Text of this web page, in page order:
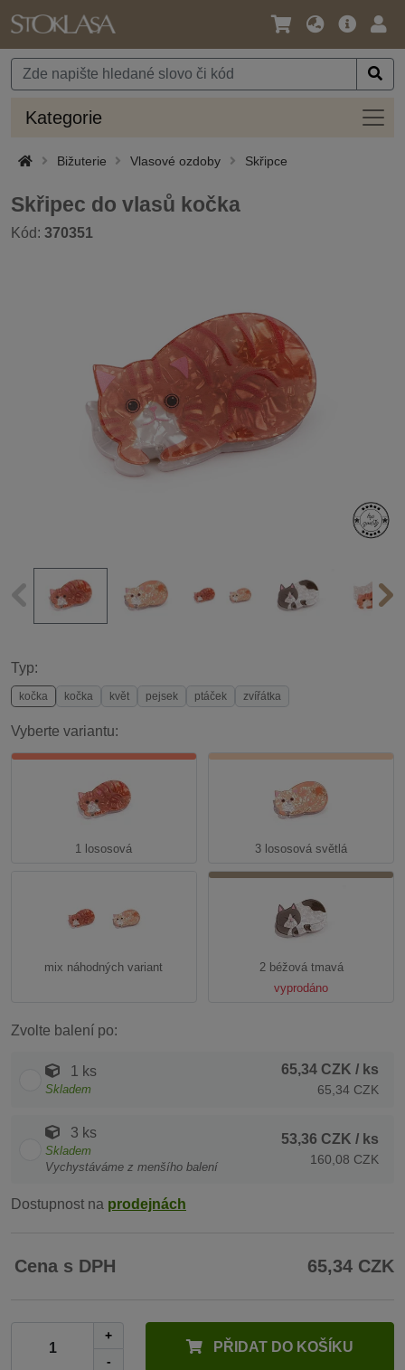
Jazyk
Měna
Hlavní
Kategorie
Bižuterie Vlasové ozdoby Skřipce
Skřipec do vlasů kočka
Kód: 370351
Typ:
kočka kočka květ pejsek ptáček zvířátka
Vyberte variantu:
1 lososová 3 lososová světlá
mix náhodných variant
2 béžová tmavá
vyprodáno
Zvolte balení po:
1 ks
Skladem
65,34 CZK / ks
65,34 CZK
3 ks
Skladem
Vychystáváme z menšího balení
53,36 CZK / ks
160,08 CZK
Dostupnost na prodejnách
Cena s DPH 65,34 CZK
+
-
PŘIDAT DO KOŠÍKU